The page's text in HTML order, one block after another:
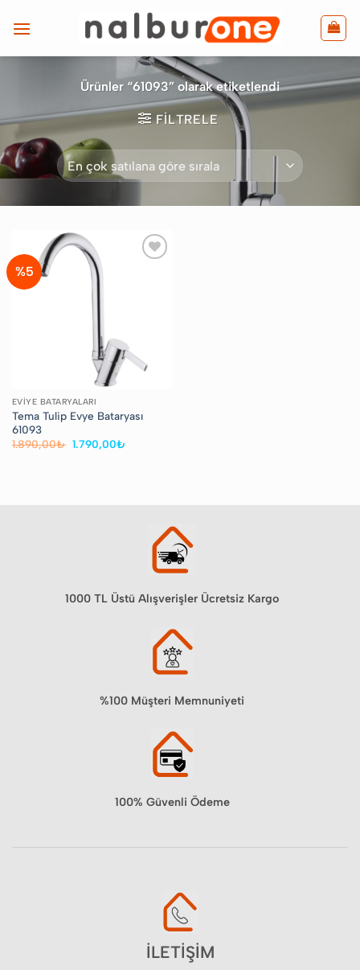
atla
Ürünler “61093” olarak etiketlendi
FILTRELE
%5
EVIYE BATARYALARI
Tema Tulip Evye Bataryası
61093
1.890,00₺ Orijinal
1.790,00₺
1000 TL Üstü Alışverişler Ücretsiz Kargo
%100 Müşteri Memnuniyeti
100% Güvenli Ödeme
İLETİŞİM